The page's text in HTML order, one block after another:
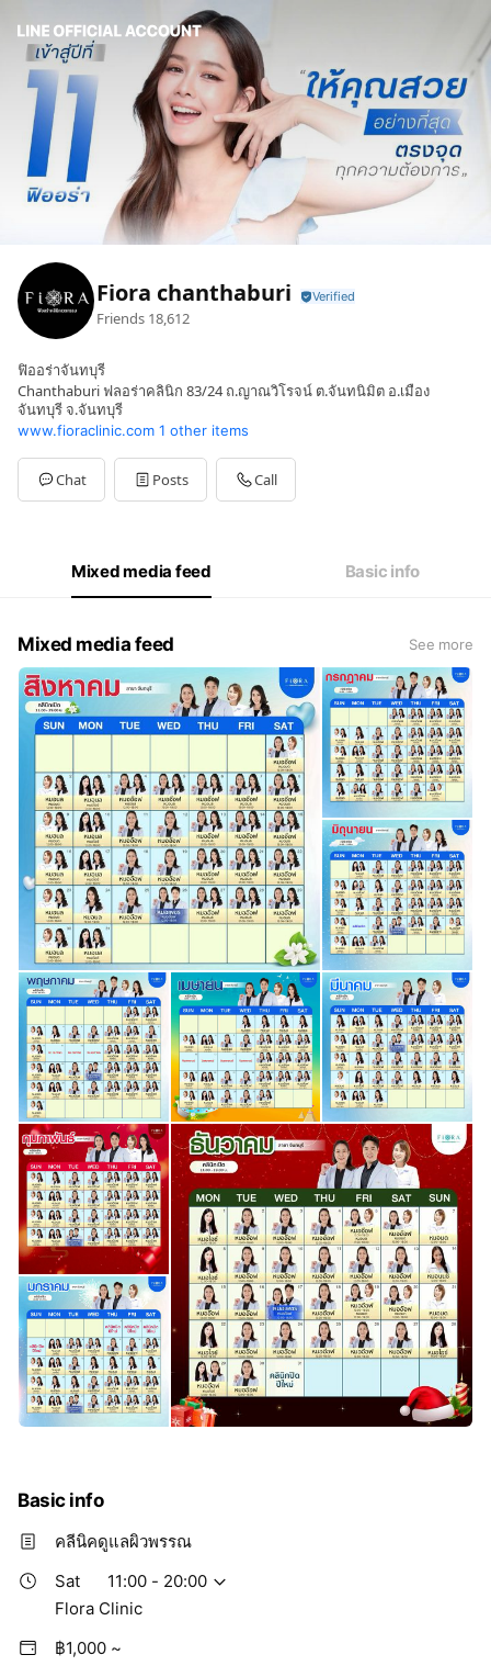
Fiora chanthaburi
Friends 18,612
ฟิออร่าจันทบุรี
Chanthaburi ฟลอร่าคลินิก 83/24 ถ.ญาณวิโรจน์ ต.จันทนิมิต อ.เมือง
จันทบุรี จ.จันทบุรี
www.fioraclinic.com 1 other items
Chat Posts Call
Mixed media feed Basic info
Mixed media feed See more
Basic info
คลีนิคดูแลผิวพรรณ
Sat
11:00 - 20:00
Flora Clinic
฿1,000 ~